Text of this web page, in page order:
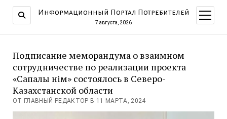
Информационный Портал Потребителей
7 августа, 2026
меню
Подписание меморандума о взаимном
сотрудничестве по реализации проекта
«Сапалы өнім» состоялось в Северо-
Казахстанской области
ОТ ГЛАВНЫЙ РЕДАКТОР В 11 МАРТА, 2024